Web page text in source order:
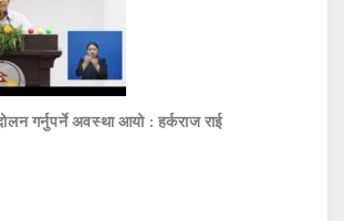
गर्नुपर्ने अवस्था आयो : हर्कराज राई